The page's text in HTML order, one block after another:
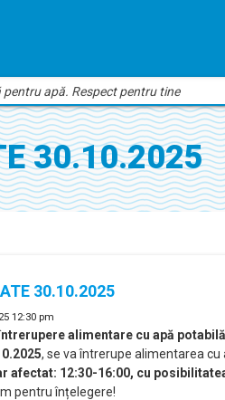
pentru apă. Respect pentru tine
30.10.2025
30.10.2025
12:30 pm
alimentare cu apă
, se va întrerupe alimentarea
afectat: 12:30-16:00, cu
pentru înțelegere!